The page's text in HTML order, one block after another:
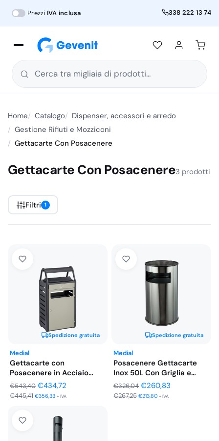
Prezzi IVA inclusa 338 222 13 74
Cerca tra migliaia di prodotti...
Home Catalogo
Dispenser, accessori e arredo
Gestione Rifiuti e Mozziconi
Gettacarte Con Posacenere
Gettacarte Con Posacenere3 prodotti
Filtri 1
Spedizione gratuita
Medial
Gettacarte con
Posacenere in Acciaio
Grigio Chiaro-Grigio
Scuro…
€543,40 Il
prezzo
€543,40.
€434,72
prezzo
€445,41 €356,33 + IVA
Spedizione gratuita
Medial
Posacenere Gettacarte
Inox 50L Con Griglia e
Secchio…
€326,04 Il
prezzo
€260,83
€267,25 €213,80 + IVA